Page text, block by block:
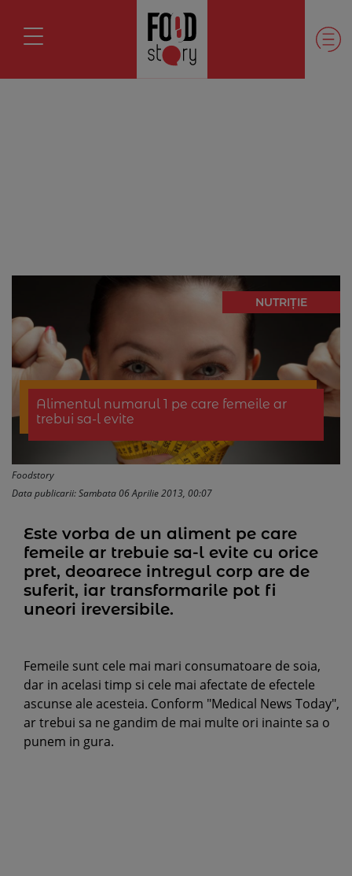
NUTRIȚIE
Alimentul numarul 1 pe care femeile ar
trebui sa-l evite
Foodstory
Data publicarii: Sambata 06 Aprilie 2013, 00:07
Este vorba de un aliment pe care
femeile ar trebuie sa-l evite cu orice
pret, deoarece intregul corp are de
suferit, iar transformarile pot fi
uneori ireversibile.
Femeile sunt cele mai mari consumatoare de soia,
dar in acelasi timp si cele mai afectate de efectele
ascunse ale acesteia. Conform "Medical News Today",
ar trebui sa ne gandim de mai multe ori inainte sa o
punem in gura.